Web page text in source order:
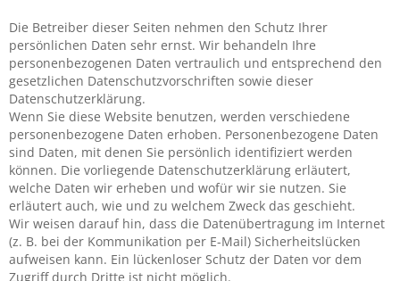
Die Betreiber dieser Seiten nehmen den Schutz Ihrer
persönlichen Daten sehr ernst. Wir behandeln Ihre
personenbezogenen Daten vertraulich und entsprechend den
gesetzlichen Datenschutzvorschriften sowie dieser
Datenschutzerklärung.
Wenn Sie diese Website benutzen, werden verschiedene
personenbezogene Daten erhoben. Personenbezogene Daten
sind Daten, mit denen Sie persönlich identifiziert werden
können. Die vorliegende Datenschutzerklärung erläutert,
welche Daten wir erheben und wofür wir sie nutzen. Sie
erläutert auch, wie und zu welchem Zweck das geschieht.
Wir weisen darauf hin, dass die Datenübertragung im Internet
(z. B. bei der Kommunikation per E-Mail) Sicherheitslücken
aufweisen kann. Ein lückenloser Schutz der Daten vor dem
Zugriff durch Dritte ist nicht möglich.